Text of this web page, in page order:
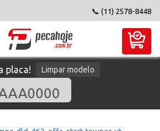
📞 (11) 2578-8448
placa! Limpar modelo